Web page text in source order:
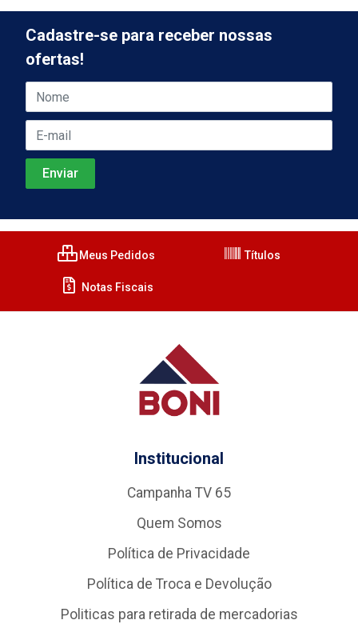
Cadastre-se para receber nossas
ofertas!
Meus Pedidos Títulos
Notas Fiscais
Institucional
Campanha TV 65
Quem Somos
Política de Privacidade
Política de Troca e Devolução
Politicas para retirada de mercadorias